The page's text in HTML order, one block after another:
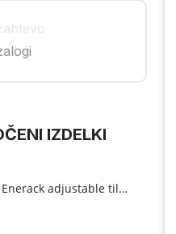
IZDELKI
Enerack adjustable tile roof hook T07 - side mounted